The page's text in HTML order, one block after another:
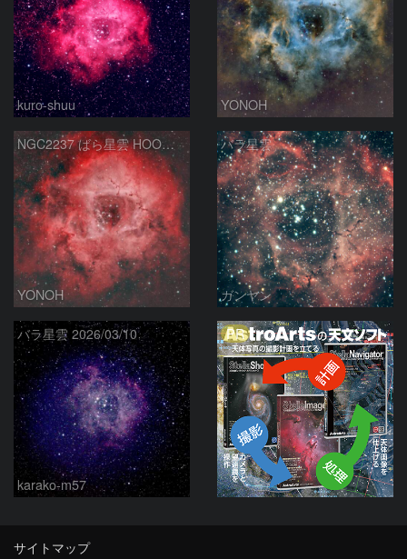
kuro-shuu YONOH
NGC2237 ばら星雲 HOO合成
YONOH
バラ星雲
ガンヤン
バラ星雲 2026/03/10
karako-m57
PR
サイトマップ